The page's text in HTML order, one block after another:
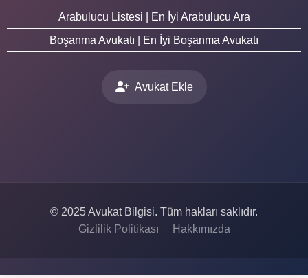
Arabulucu Listesi | En İyi Arabulucu Ara
Boşanma Avukatı | En İyi Boşanma Avukatı
Avukat Ekle
© 2025 Avukat Bilgisi. Tüm hakları saklıdır.
Gizlilik Politikası
Hakkımızda